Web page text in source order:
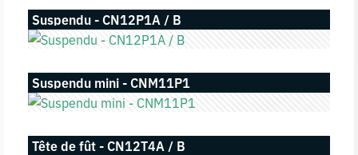
Suspendu - CN12P1A / B
Suspendu mini - CNM11P1
Tête de fût - CN12T4A / B